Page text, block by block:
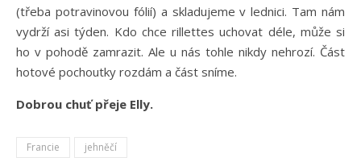
(třeba potravinovou fólií) a skladujeme v lednici. Tam nám
vydrží asi týden. Kdo chce rillettes uchovat déle, může si
ho v pohodě zamrazit. Ale u nás tohle nikdy nehrozí. Část
hotové pochoutky rozdám a část sníme.
Dobrou chuť přeje Elly.
Francie jehněčí